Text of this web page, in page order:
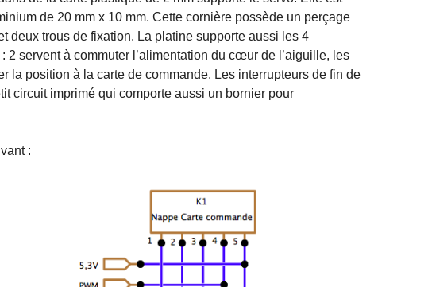
de 20 mm x 10 mm. Cette cornière possède un perçage
deux trous de fixation. La platine supporte aussi les 4
2 servent à commuter l’alimentation du cœur de l’aiguille, les
la position à la carte de commande. Les interrupteurs de fin de
circuit imprimé qui comporte aussi un bornier pour
: